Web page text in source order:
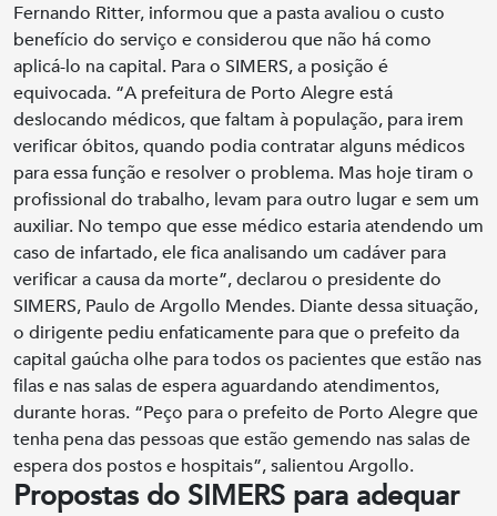
Fernando Ritter, informou que a pasta avaliou o custo
benefício do serviço e considerou que não há como
aplicá-lo na capital. Para o SIMERS, a posição é
equivocada. “A prefeitura de Porto Alegre está
deslocando médicos, que faltam à população, para irem
verificar óbitos, quando podia contratar alguns médicos
para essa função e resolver o problema. Mas hoje tiram o
profissional do trabalho, levam para outro lugar e sem um
auxiliar. No tempo que esse médico estaria atendendo um
caso de infartado, ele fica analisando um cadáver para
verificar a causa da morte”, declarou o presidente do
SIMERS, Paulo de Argollo Mendes. Diante dessa situação,
o dirigente pediu enfaticamente para que o prefeito da
capital gaúcha olhe para todos os pacientes que estão nas
filas e nas salas de espera aguardando atendimentos,
durante horas. “Peço para o prefeito de Porto Alegre que
tenha pena das pessoas que estão gemendo nas salas de
espera dos postos e hospitais”, salientou Argollo.
Propostas do SIMERS para adequar